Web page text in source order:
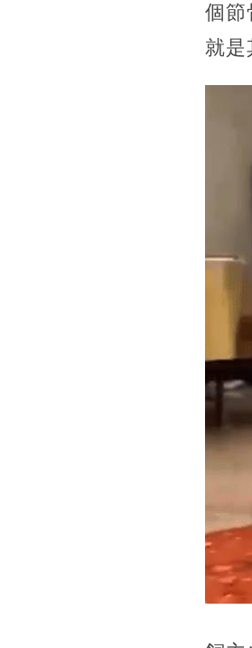
個節
就是